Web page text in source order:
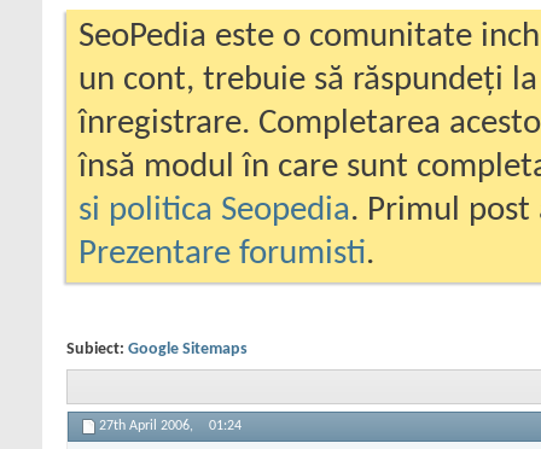
SeoPedia este o comunitate
un cont, trebuie să răspundeți
înregistrare. Completarea
însă modul în care sunt
si politica Seopedia. Primul
Prezentare forumisti.
Subiect: Google Sitemaps
27th April 2006, 01:24